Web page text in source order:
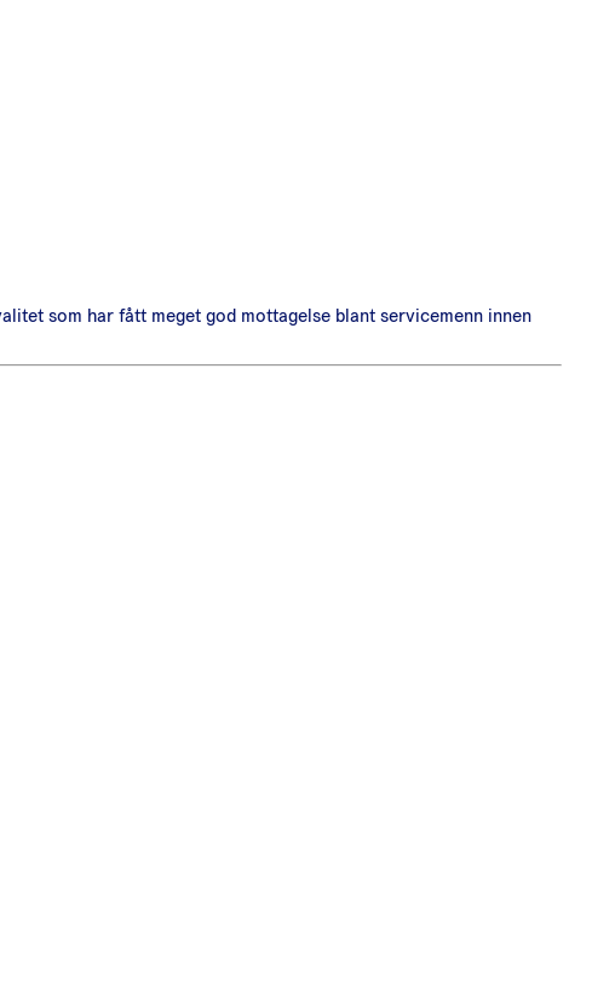
som har fått meget god mottagelse blant servicemenn innen